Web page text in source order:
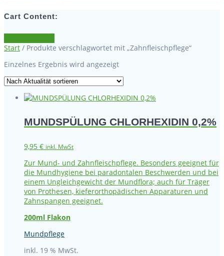
Cart Content:
Start / Produkte verschlagwortet mit „Zahnfleischpflege“
Einzelnes Ergebnis wird angezeigt
MUNDSPÜLUNG CHLORHEXIDIN 0,2%
9,95 € inkl. MwSt
​Zur Mund- und Zahnfleischpflege. Besonders geeignet für
die Mundhygiene bei paradontalen Beschwerden und bei
einem Ungleichgewicht der Mundflora; auch für Träger
von Prothesen, kieferorthopädischen Apparaturen und
Zahnspangen geeignet.
200ml Flakon
Mundpflege
inkl. 19 % MwSt.